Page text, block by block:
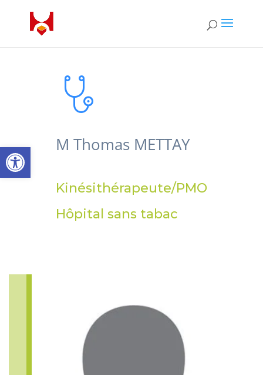
Ouvrir la barre d’outilsM Thomas METTAY
Kinésithérapeute/PMO
Hôpital sans tabac